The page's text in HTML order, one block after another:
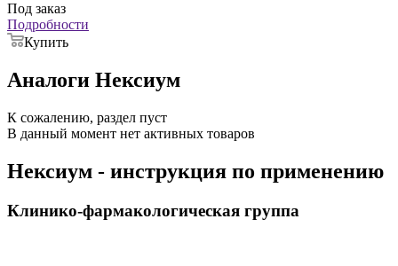
Под заказ
Подробности
Купить
Аналоги Нексиум
К сожалению, раздел пуст
В данный момент нет активных товаров
Нексиум - инструкция по применению
Клинико-фармакологическая группа